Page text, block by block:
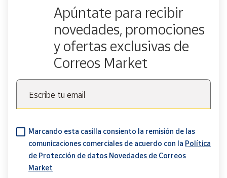
Apúntate para recibir
novedades, promociones
y ofertas exclusivas de
Correos Market
Escribe tu email
Marcando esta casilla consiento la remisión de las
comunicaciones comerciales de acuerdo con la Política
de Protección de datos Novedades de Correos
Market